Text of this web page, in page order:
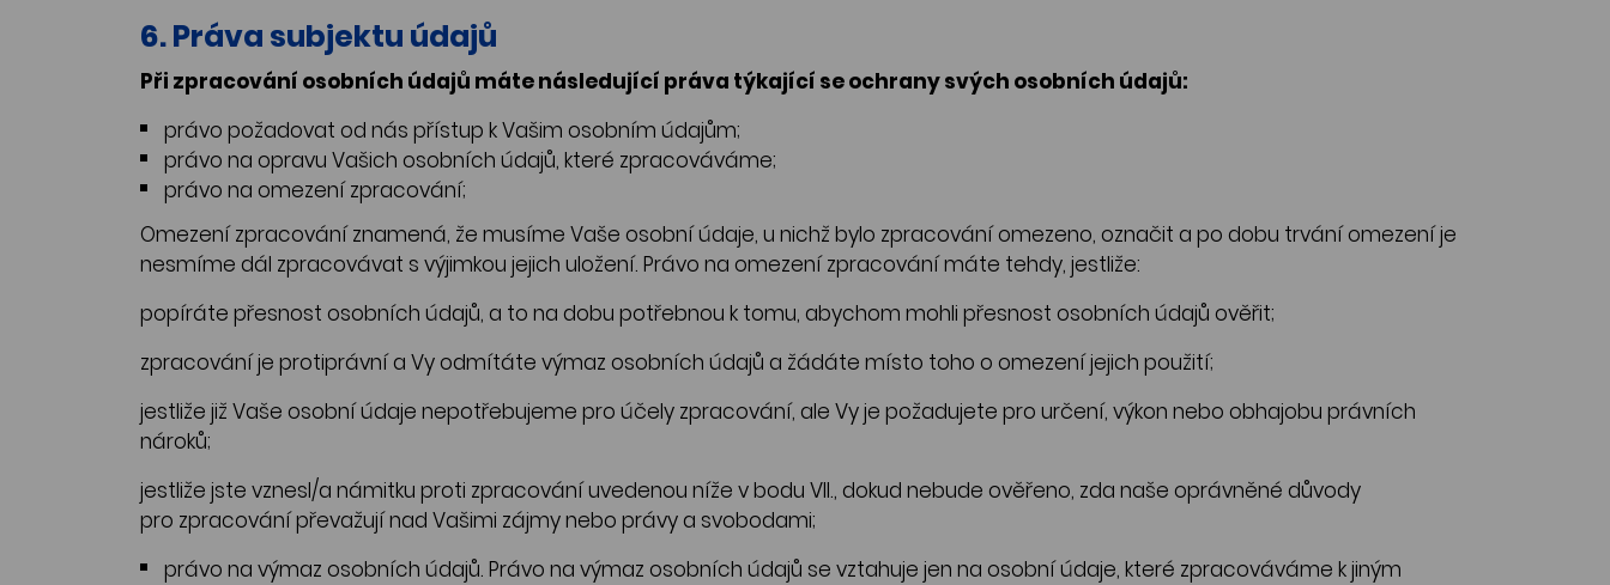
6. Práva subjektu údajů
Při zpracování osobních údajů máte následující práva týkající se ochrany svých osobních údajů:
právo požadovat od nás přístup k Vašim osobním údajům;
právo na opravu Vašich osobních údajů, které zpracováváme;
právo na omezení zpracování;
Omezení zpracování znamená, že musíme Vaše osobní údaje, u nichž bylo zpracování omezeno, označit a po dobu trvání omezení je
nesmíme dál zpracovávat s výjimkou jejich uložení. Právo na omezení zpracování máte tehdy, jestliže:
popíráte přesnost osobních údajů, a to na dobu potřebnou k tomu, abychom mohli přesnost osobních údajů ověřit;
zpracování je protiprávní a Vy odmítáte výmaz osobních údajů a žádáte místo toho o omezení jejich použití;
jestliže již Vaše osobní údaje nepotřebujeme pro účely zpracování, ale Vy je požadujete pro určení, výkon nebo obhajobu právních
nároků;
jestliže jste vznesl/a námitku proti zpracování uvedenou níže v bodu VII., dokud nebude ověřeno, zda naše oprávněné důvody
pro zpracování převažují nad Vašimi zájmy nebo právy a svobodami;
právo na výmaz osobních údajů. Právo na výmaz osobních údajů se vztahuje jen na osobní údaje, které zpracováváme k jiným